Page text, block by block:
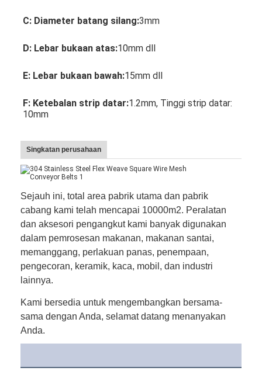
Rumah
Wisata pabrik
Kontrol kualitas
Hubungi kami
Berita
Semua Kasus
Jaring Kawat Spiral
Wire Mesh Suhu Tinggi
C: Diameter batang silang:3mm
D: Lebar bukaan atas:10mm dll
E: Lebar bukaan bawah:15mm dll
F: Ketebalan strip datar:1.2mm, Tinggi strip datar:
10mm
Singkatan perusahaan
Sejauh ini, total area pabrik utama dan pabrik
cabang kami telah mencapai 10000m2. Peralatan
dan aksesori pengangkut kami banyak digunakan
dalam pemrosesan makanan, makanan santai,
memanggang, perlakuan panas, penempaan,
pengecoran, keramik, kaca, mobil, dan industri
lainnya.
Kami bersedia untuk mengembangkan bersama-
sama dengan Anda, selamat datang menanyakan
Anda.